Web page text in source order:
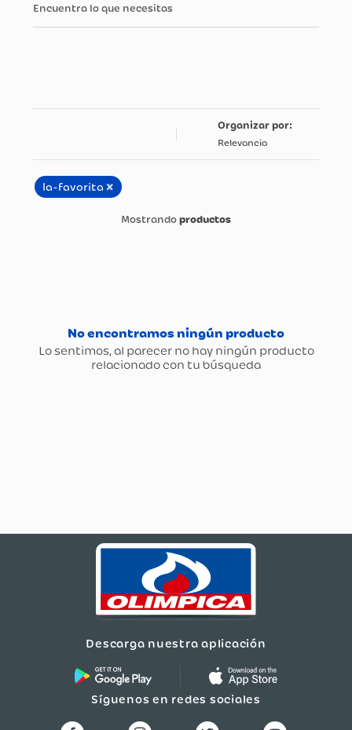
Encuentra lo que necesitas
Relevancia
la-favorita ×
productos
Descarga nuestra aplicación
Síguenos en redes sociales